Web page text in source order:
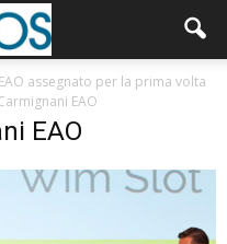
assegnato per la prima volta
EAO
EAO